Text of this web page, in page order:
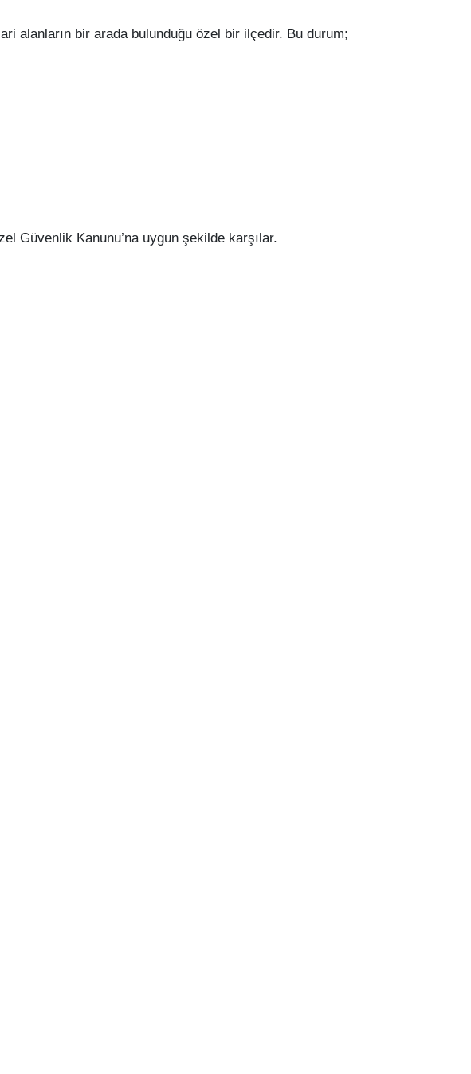
alanların bir arada bulunduğu özel bir ilçedir. Bu durum;
Güvenlik Kanunu’na uygun şekilde karşılar.